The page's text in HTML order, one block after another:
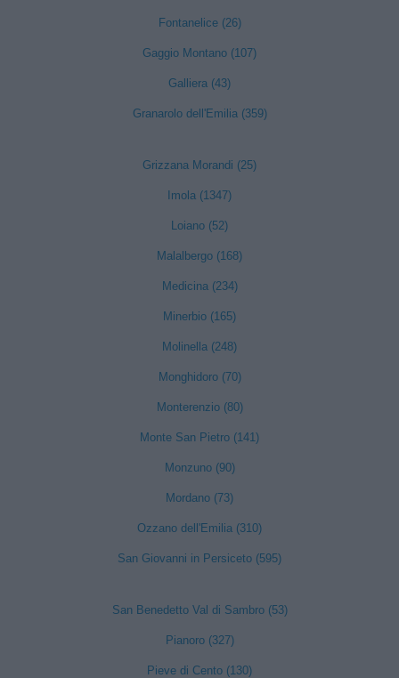
Fontanelice (26)
Gaggio Montano (107)
Galliera (43)
Granarolo dell'Emilia (359)
Grizzana Morandi (25)
Imola (1347)
Loiano (52)
Malalbergo (168)
Medicina (234)
Minerbio (165)
Molinella (248)
Monghidoro (70)
Monterenzio (80)
Monte San Pietro (141)
Monzuno (90)
Mordano (73)
Ozzano dell'Emilia (310)
San Giovanni in Persiceto (595)
San Benedetto Val di Sambro (53)
Pianoro (327)
Pieve di Cento (130)